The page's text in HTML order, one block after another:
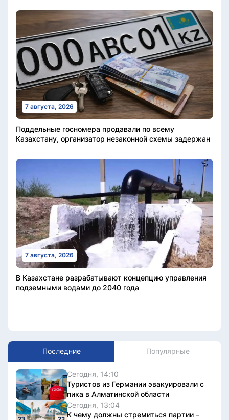
7 августа, 2026
Поддельные госномера продавали по всему
Казахстану, организатор незаконной схемы задержан
7 августа, 2026
В Казахстане разрабатывают концепцию управления
подземными водами до 2040 года
Последние Популярные
Сегодня, 14:10
Туристов из Германии эвакуировали с
пика в Алматинской области
Сегодня, 13:04
К чему должны стремиться партии –